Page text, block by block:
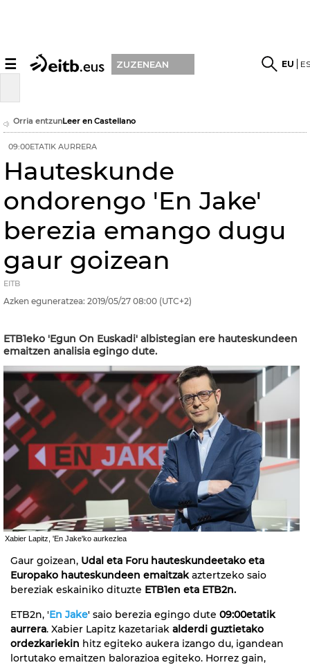
☰ ZUZENEAN EU
Orria entzunLeer en Castellano
09:00ETATIK AURRERA
Hauteskunde
ondorengo 'En Jake'
berezia emango dugu
gaur goizean
EITB
Azken eguneratzea: 2019/05/27 08:00 (UTC+2)
ETB1eko 'Egun On Euskadi' albistegian ere hauteskundeen
emaitzen analisia egingo dute.
Xabier Lapitz, 'En Jake'ko aurkezlea
Gaur goizean, Udal eta Foru hauteskundeetako eta
Europako hauteskundeen emaitzakaztertzeko saio
bereziak eskainiko dituzte ETB1en eta ETB2n.
ETB2n, 'En Jake' saio berezia egingo dute 09:00etatik
aurrera. Xabier Lapitz kazetariak alderdi guztietako
ordezkariekin hitz egiteko aukera izango du, igandean
lortutako emaitzen balorazioa egiteko. Horrez gain,